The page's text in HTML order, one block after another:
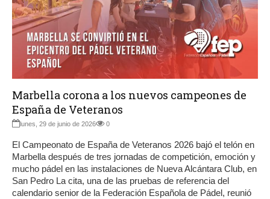
Marbella corona a los nuevos campeones de
España de Veteranos
lunes, 29 de junio de 2026 0
El Campeonato de España de Veteranos 2026 bajó el telón en
Marbella después de tres jornadas de competición, emoción y
mucho pádel en las instalaciones de Nueva Alcántara Club, en
San Pedro La cita, una de las pruebas de referencia del
calendario senior de la Federación Española de Pádel, reunió